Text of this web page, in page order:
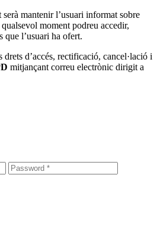
mantenir l’usuari informat sobre
moment podreu accedir,
que l’usuari ha ofert.
d’accés, rectificació, cancel·lació i
mitjançant correu electrònic dirigit a